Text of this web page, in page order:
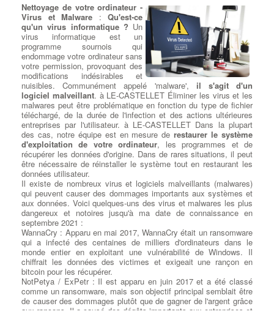
Nettoyage de votre ordinateur -
Virus et Malware : Qu'est-ce
qu'un virus informatique ? Un
virus informatique est un
programme sournois qui
endommage votre ordinateur sans
votre permission, provoquant des
modifications indésirables et
nuisibles. Communément appelé 'malware', il s'agit d'un
logiciel malveillant. à LE-CASTELLET Éliminer les virus et les
malwares peut être problématique en fonction du type de fichier
téléchargé, de la durée de l'infection et des actions ultérieures
entreprises par l'utilisateur. à LE-CASTELLET Dans la plupart
des cas, notre équipe est en mesure derestaurer le système
d'exploitation de votre ordinateur, les programmes et de
récupérer les données d'origine. Dans de rares situations, il peut
être nécessaire de réinstaller le système tout en restaurant les
données utilisateur.
Il existe de nombreux virus et logiciels malveillants (malwares)
qui peuvent causer des dommages importants aux systèmes et
aux données. Voici quelques-uns des virus et malwares les plus
dangereux et notoires jusqu'à ma date de connaissance en
septembre 2021 :
WannaCry : Apparu en mai 2017, WannaCry était un ransomware
qui a infecté des centaines de milliers d'ordinateurs dans le
monde entier en exploitant une vulnérabilité de Windows. Il
chiffrait les données des victimes et exigeait une rançon en
bitcoin pour les récupérer.
NotPetya / ExPetr : Il est apparu en juin 2017 et a été classé
comme un ransomware, mais son objectif principal semblait être
de causer des dommages plutôt que de gagner de l'argent grâce
aux rançons. Il a causé des dégâts importants aux entreprises et